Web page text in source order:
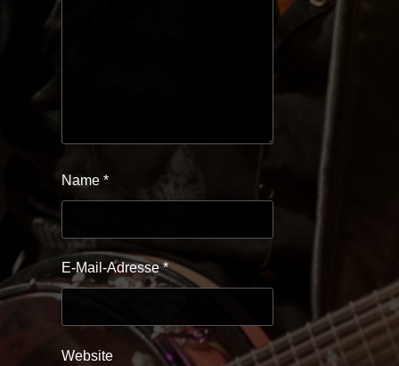
Name *
E-Mail-Adresse*
Website